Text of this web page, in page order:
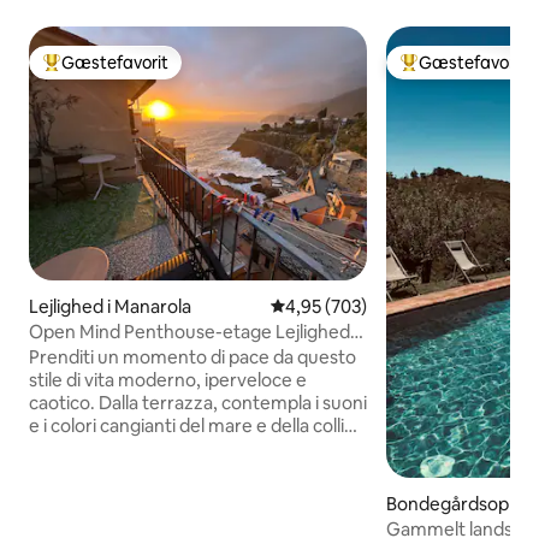
Bedste gæstefavorit
Gæstefavorit
Lejlighed i Manarola 4,95 ud af 5 i gennemsnitlig
4,95 (703)
Open Mind Penthouse-etage Lejlighed
med havudsigt
Prenditi un momento di pace da questo
stile di vita moderno, iperveloce e
caotico. Dalla terrazza, contempla i suoni
e i colori cangianti del mare e della collina
Bedste
Gæstefavorit
Gammelt